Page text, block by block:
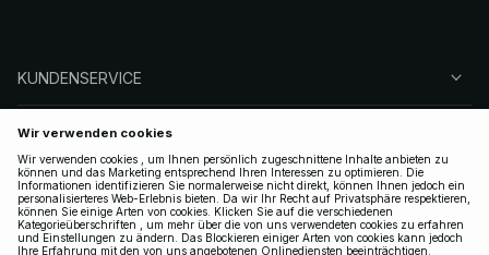
KUNDENSERVICE
ÜBER NA-KD
FOLGEN SIE UNS
LEGAL